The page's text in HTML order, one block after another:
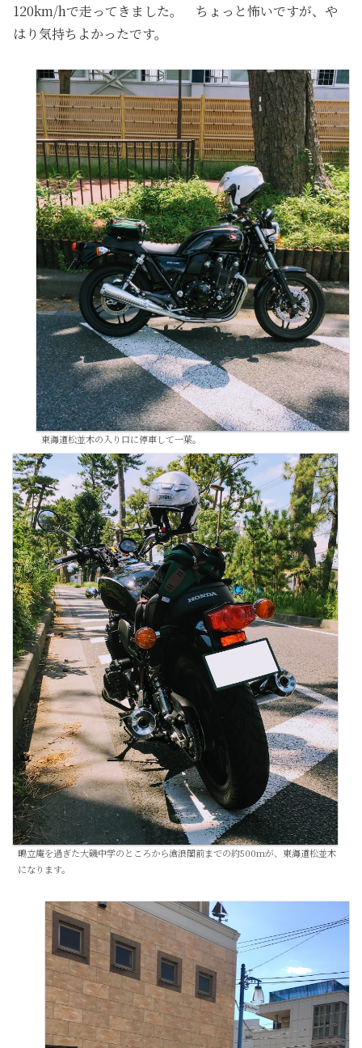
120km/hで走ってきました。 ちょっと怖いですが、や
はり気持ちよかったです。
東海道松並木の入り口に停車して一葉。
鴫立庵を過ぎた大磯中学のところから滄浪閣前までの約500mが、東海道松並木
になります。